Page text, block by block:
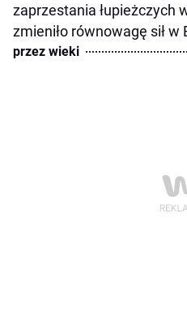
zaprzestania łupieżczych
zmieniło równowagę sił w
przez wieki